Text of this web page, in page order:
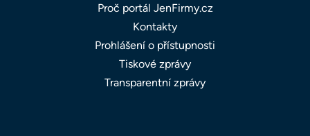
Proč portál JenFirmy.cz
Kontakty
Prohlášení o přístupnosti
Tiskové zprávy
Transparentní zprávy